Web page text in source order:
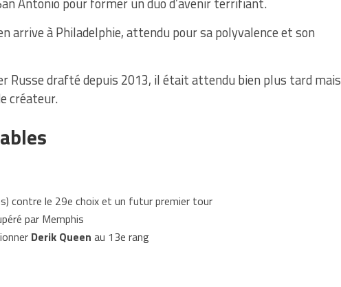
arrive à Philadelphie, attendu pour sa polyvalence et son
Russe drafté depuis 2013, il était attendu bien plus tard mais
créateur.
contre le 29e choix et un futur premier tour
par Memphis
Derik Queen au 13e rang